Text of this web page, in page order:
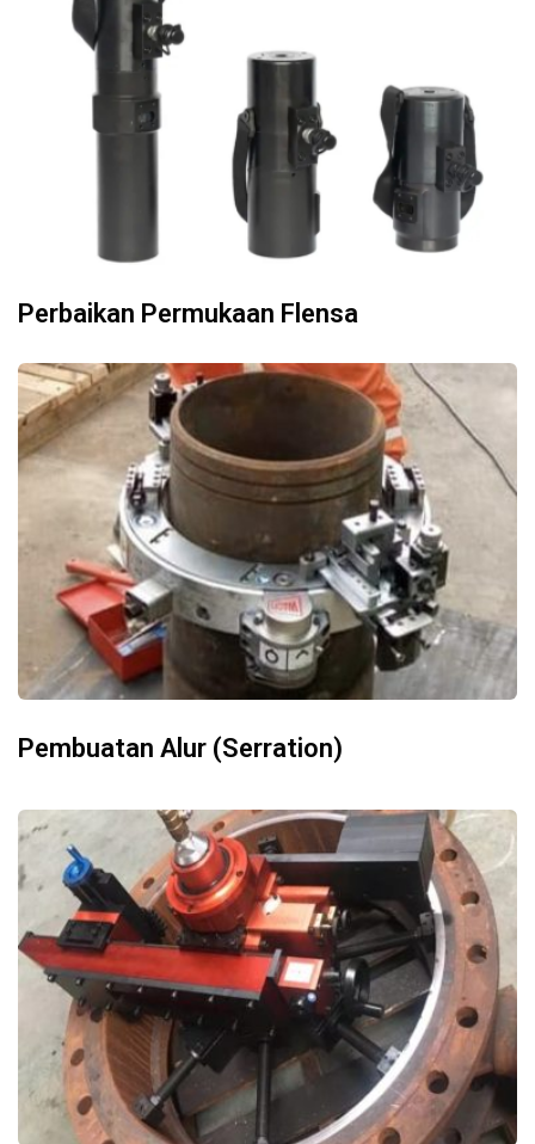
Perbaikan Permukaan Flensa
Pembuatan Alur (Serration)